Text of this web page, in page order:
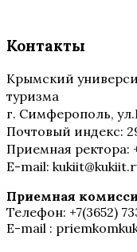
Контакты
Крымский
туризма
г. Симферополь,
Почтовый индекс:
Приемная ректора:
E-mail:
Приемная
Телефон: +7(3652)
E-mail :